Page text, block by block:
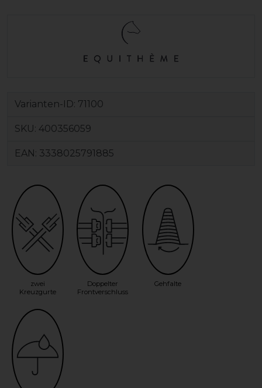
Varianten-ID: 71100
SKU: 400356059
EAN: 3338025791885
zwei
Kreuzgurte
Doppelter
Frontverschluss
Gehfalte